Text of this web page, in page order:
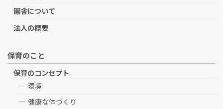
園舎について
法人の概要
保育のこと
保育のコンセプト
環境
健康な体づくり